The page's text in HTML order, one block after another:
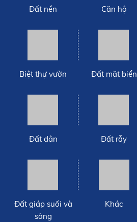
Đất nền Căn hộ
Biệt thự vườn Đất mặt biển
Đất dân Đất rẫy
Đất giáp suối và
sông
Khác